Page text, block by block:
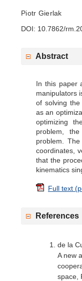
Piotr Gierlak
DOI: 10.7862/
Abstract
In this paper
manipulators
of solving
as an
optimizing
problem,
problem.
coordinates,
that the
kinematics
Full text
References
de la
A new
space,